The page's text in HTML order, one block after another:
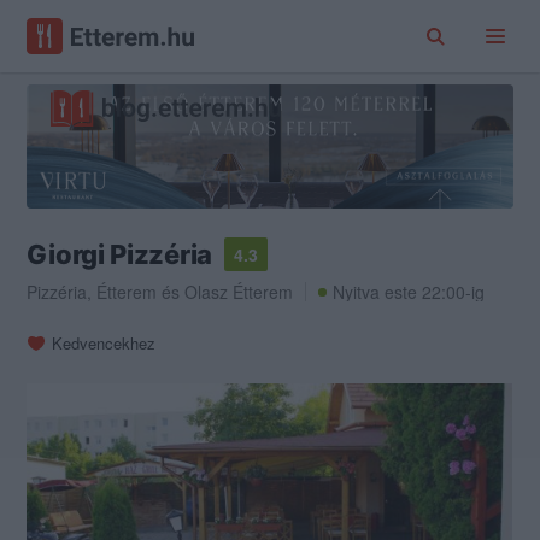
Giorgi Pizzéria
4.3
Pizzéria, Étterem és Olasz Étterem Nyitva este 22:00-ig
Kedvencekhez